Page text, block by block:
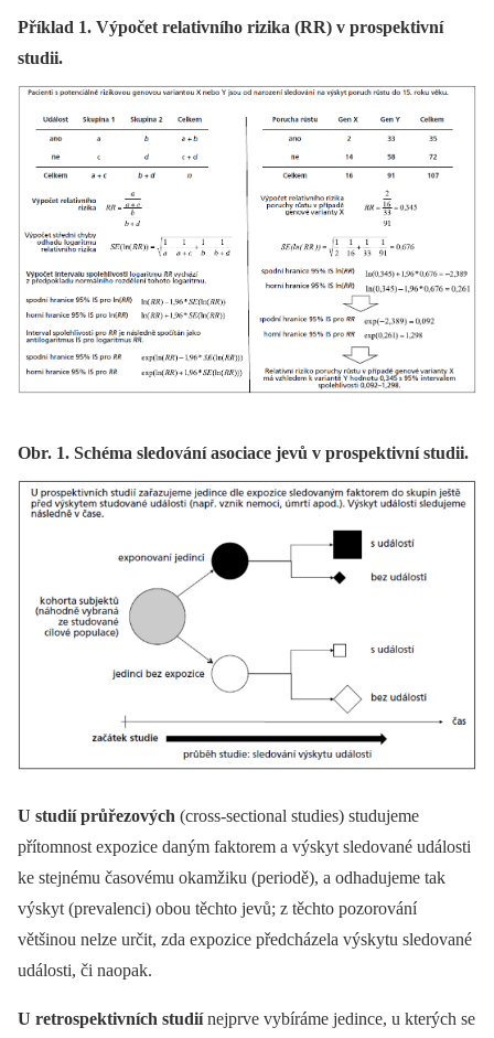
Příklad 1. Výpočet relativního rizika (RR) v prospektivní
studii.
Obr. 1. Schéma sledování asociace jevů v prospektivní studii.
U studií průřezových (cross-sectional studies) studujeme
přítomnost expozice daným faktorem a výskyt sledované události
ke stejnému časovému okamžiku (periodě), a odhadujeme tak
výskyt (prevalenci) obou těchto jevů; z těchto pozorování
většinou nelze určit, zda expozice předcházela výskytu sledované
události, či naopak.
U retrospektivních studiínejprve vybíráme jedince, u kterých se